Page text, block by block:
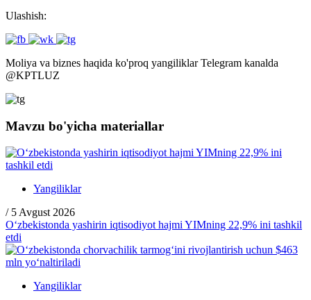
Ulashish:
Moliya va biznes haqida ko'proq yangiliklar Telegram kanalda
@KPTLUZ
Mavzu bo'yicha materiallar
Yangiliklar
/ 5 Avgust 2026
O‘zbekistonda yashirin iqtisodiyot hajmi YIMning 22,9% ini tashkil
etdi
Yangiliklar